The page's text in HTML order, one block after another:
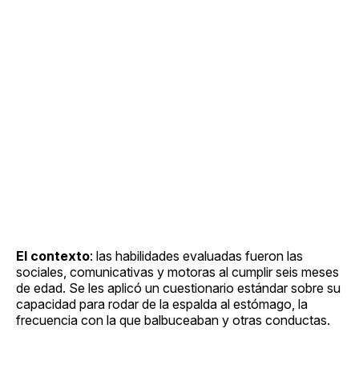
El contexto: las habilidades evaluadas fueron las
sociales, comunicativas y motoras al cumplir seis meses
de edad. Se les aplicó un cuestionario estándar sobre su
capacidad para rodar de la espalda al estómago, la
frecuencia con la que balbuceaban y otras conductas.